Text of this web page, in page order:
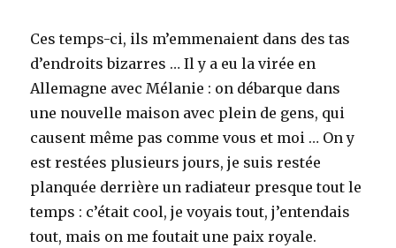
Ces temps-ci, ils m’emmenaient dans des tas
d’endroits bizarres … Il y a eu la virée en
Allemagne avec Mélanie : on débarque dans
une nouvelle maison avec plein de gens, qui
causent même pas comme vous et moi … On y
est restées plusieurs jours, je suis restée
planquée derrière un radiateur presque tout le
temps : c’était cool, je voyais tout, j’entendais
tout, mais on me foutait une paix royale.